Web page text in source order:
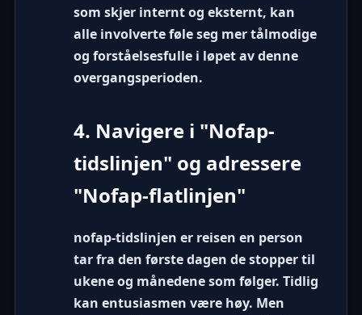
som skjer internt og eksternt, kan
alle involverte føle seg mer tålmodige
og forståelsesfulle i løpet av denne
overgangsperioden.
4. Navigere i "Nofap-
tidslinjen" og adressere
"Nofap-flatlinjen"
nofap-tidslinjen er reisen en person
tar fra den første dagen de stopper til
ukene og månedene som følger. Tidlig
kan entusiasmen være høy. Men